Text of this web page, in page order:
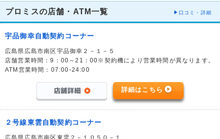
プロミスの店舗・ATM一覧 口コミ・詳細
宇品御幸自動契約コーナー
広島県広島市南区宇品御幸２－１－５
店舗営業時間：9：00～21：00※契約機により営業時間が異なります。
ATM営業時間：07:00-24:00
詳細はこちら
２号線東雲自動契約コーナー
広島県広島市南区東雲２－１０５０－１